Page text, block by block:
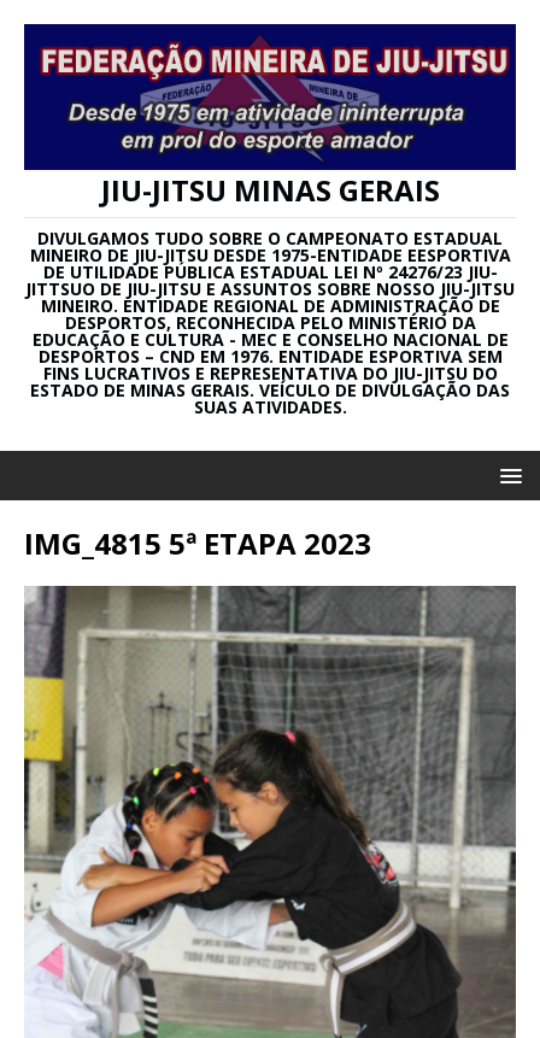
JIU-JITSU MINAS GERAIS
DIVULGAMOS TUDO SOBRE O CAMPEONATO ESTADUAL
MINEIRO DE JIU-JITSU DESDE 1975-ENTIDADE EESPORTIVA
DE UTILIDADE PÚBLICA ESTADUAL LEI Nº 24276/23 JIU-
JITTSUO DE JIU-JITSU E ASSUNTOS SOBRE NOSSO JIU-JITSU
MINEIRO. ENTIDADE REGIONAL DE ADMINISTRAÇÃO DE
DESPORTOS, RECONHECIDA PELO MINISTÉRIO DA
EDUCAÇÃO E CULTURA - MEC E CONSELHO NACIONAL DE
DESPORTOS – CND EM 1976. ENTIDADE ESPORTIVA SEM
FINS LUCRATIVOS E REPRESENTATIVA DO JIU-JITSU DO
ESTADO DE MINAS GERAIS. VEÍCULO DE DIVULGAÇÃO DAS
SUAS ATIVIDADES.
IMG_4815 5ª ETAPA 2023